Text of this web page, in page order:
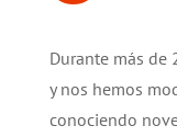
Durante más de
y nos hemos
conociendo